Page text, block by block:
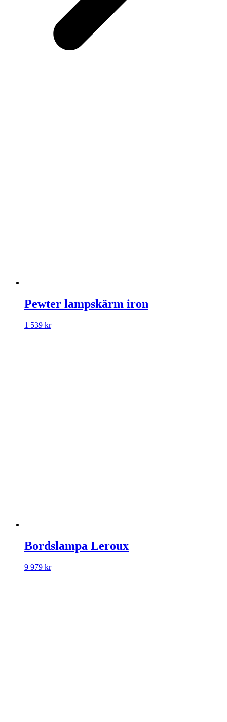
Pewter lampskärm iron
1 539 kr
Bordslampa Leroux
9 979 kr